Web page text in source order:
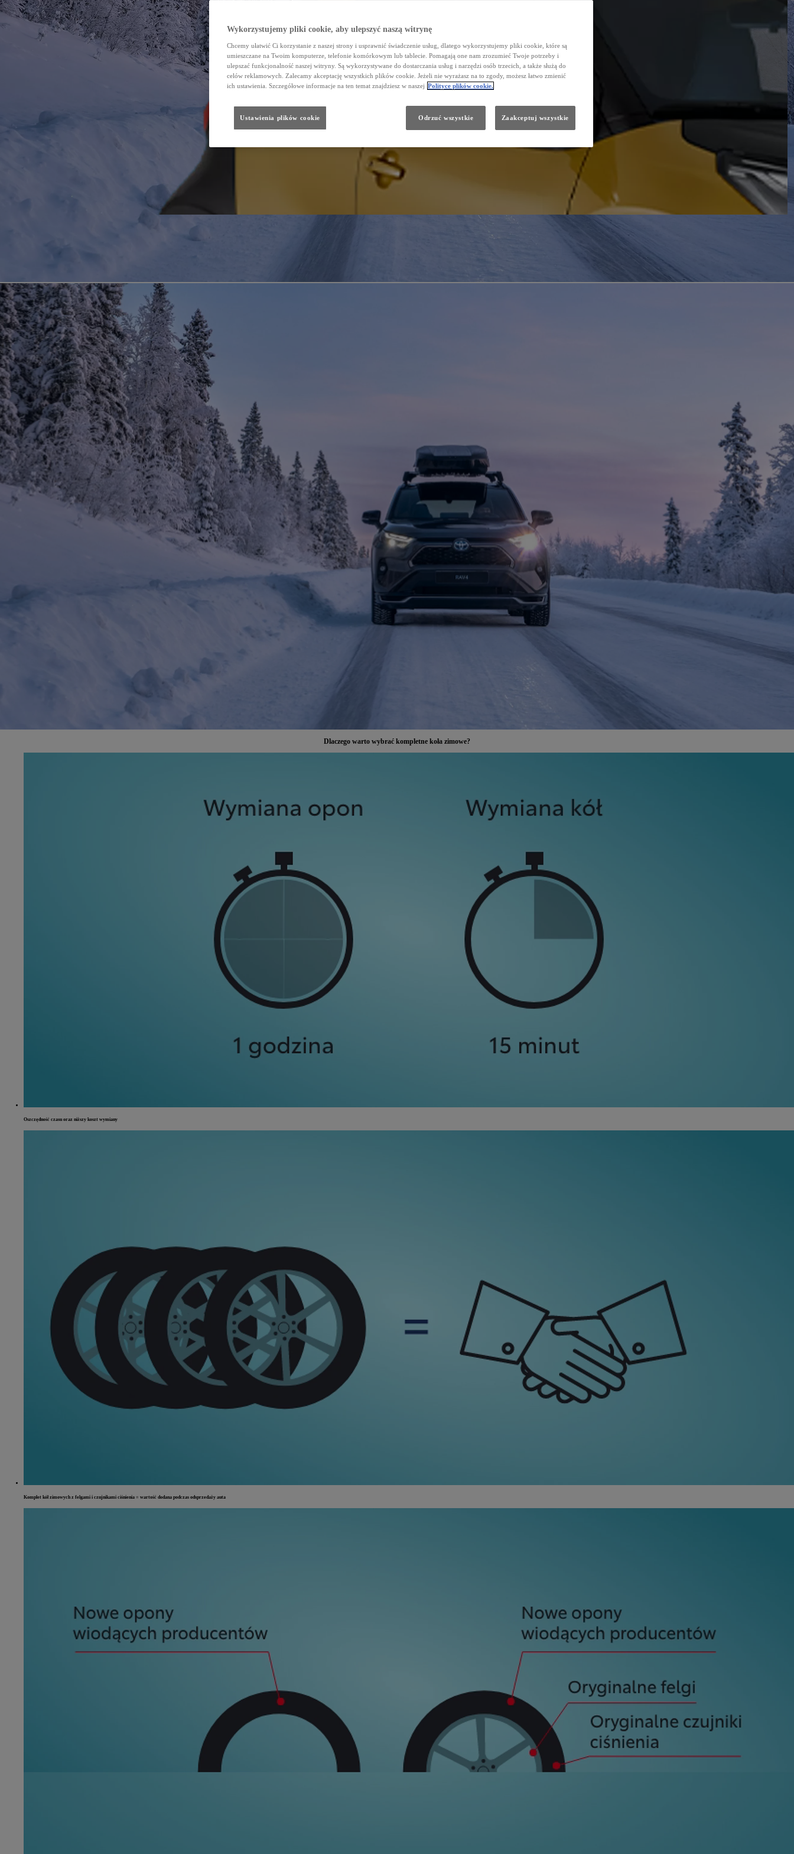
Yaris Cross
Corolla Hatchback
Dlaczego warto wybrać kompletne koła zimowe?
Oszczędność czasu oraz niższy koszt wymiany
Komplet kół zimowych z felgami i czujnikami ciśnienia = wartość dodana podczas odsprzedaży auta
Wykorzystujemy pliki cookie, aby ulepszyć naszą witrynę
Chcemy ułatwić Ci korzystanie z naszej strony i usprawnić świadczenie usług, dlatego wykorzystujemy pliki cookie, które są
umieszczane na Twoim komputerze, telefonie komórkowym lub tablecie. Pomagają one nam zrozumieć Twoje potrzeby i
ulepszać funkcjonalność naszej witryny. Są wykorzystywane do dostarczania usług i narzędzi osób trzecich, a także służą do
celów reklamowych. Zalecamy akceptację wszystkich plików cookie. Jeżeli nie wyrażasz na to zgody, możesz łatwo zmienić
ich ustawienia. Szczegółowe informacje na ten temat znajdziesz w naszej Polityce plików cookie.
Ustawienia plików cookie Odrzuć wszystkie Zaakceptuj wszystkie